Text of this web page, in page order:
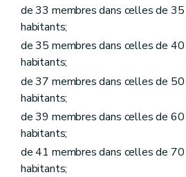
Art. L1232-2
Art. L1232-4
Art. L1232-5
Art. L1232-6
Art. L1232-9
Art. L1232-11
Section 2 Funérailles
de 33 membres dans celles de
habitants;
de 35 membres dans celles de
habitants;
de 37 membres dans celles de
habitants;
de 39 membres dans celles de
habitants;
de 41 membres dans celles de
habitants;